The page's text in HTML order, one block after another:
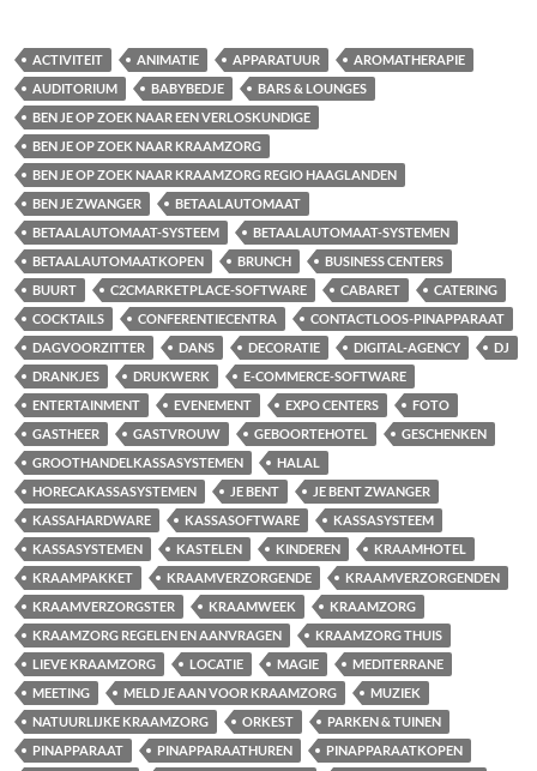
ACTIVITEIT ANIMATIE APPARATUUR
AROMATHERAPIE
AUDITORIUM
BABYBEDJE
BARS & LOUNGES
BEN JE OP ZOEK NAAR EEN VERLOSKUNDIGE
BEN JE OP ZOEK NAAR KRAAMZORG
BEN JE OP ZOEK NAAR KRAAMZORG REGIO HAAGLANDEN
BEN JE ZWANGER
BETAALAUTOMAAT
BETAALAUTOMAAT-SYSTEEM
BETAALAUTOMAAT-SYSTEMEN
BETAALAUTOMAATKOPEN
BRUNCH
BUSINESS CENTERS
BUURT
C2CMARKETPLACE-SOFTWARE CABARET
CATERING
COCKTAILS
CONFERENTIECENTRA
CONTACTLOOS-PINAPPARAAT
DAGVOORZITTER
DANS DECORATIE DIGITAL-AGENCY
DJ
DRANKJES
DRUKWERK
E-COMMERCE-SOFTWARE
ENTERTAINMENT
EVENEMENT EXPO CENTERS
FOTO
GASTHEER
GASTVROUW GEBOORTEHOTEL
GESCHENKEN
GROOTHANDELKASSASYSTEMEN
HALAL
HORECAKASSASYSTEMEN
JE BENT
JE BENT ZWANGER
KASSAHARDWARE
KASSASOFTWARE
KASSASYSTEEM
KASSASYSTEMEN
KASTELEN KINDEREN
KRAAMHOTEL
KRAAMPAKKET
KRAAMVERZORGENDE
KRAAMVERZORGENDEN
KRAAMVERZORGSTER
KRAAMWEEK
KRAAMZORG
KRAAMZORG REGELEN EN AANVRAGEN
KRAAMZORG THUIS
LIEVE KRAAMZORG
LOCATIE MAGIE
MEDITERRANE
MEETING
MELD JE AAN VOOR KRAAMZORG
MUZIEK
NATUURLIJKE KRAAMZORG
ORKEST
PARKEN & TUINEN
PINAPPARAAT
PINAPPARAATHUREN PINAPPARAATKOPEN